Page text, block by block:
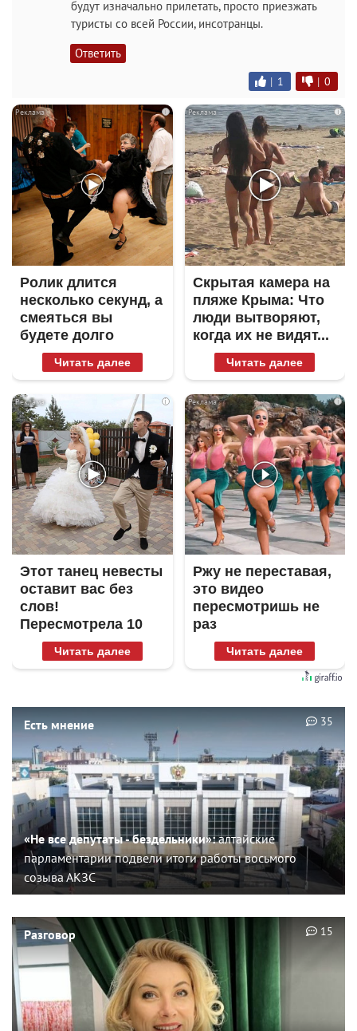
будут изначально прилетать, просто приезжать
туристы со всей России, инсотранцы.
Ответить
| 1 | 0
i
Ролик длится
несколько секунд, а
смеяться вы
будете долго
Читать далее
i
Скрытая камера на
пляже Крыма: Что
люди вытворяют,
когда их не видят...
Читать далее
i
Этот танец невесты
оставит вас без
слов!
Пересмотрела 10
раз
Читать далее
i
Ржу не переставая,
это видео
пересмотришь не
раз
Читать далее
Есть мнение
«Не все депутаты - бездельники»:алтайские
парламентарии подвели итоги работы восьмого
созыва АКЗС
35
Разговор 15